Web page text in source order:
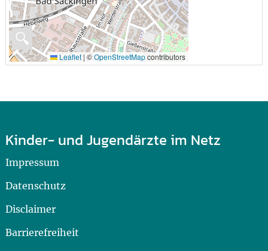
🔍
Leaflet | ©OpenStreetMapcontributors
Kinder- und Jugendärzte im Netz
Impressum
Datenschutz
Disclaimer
Barrierefreiheit